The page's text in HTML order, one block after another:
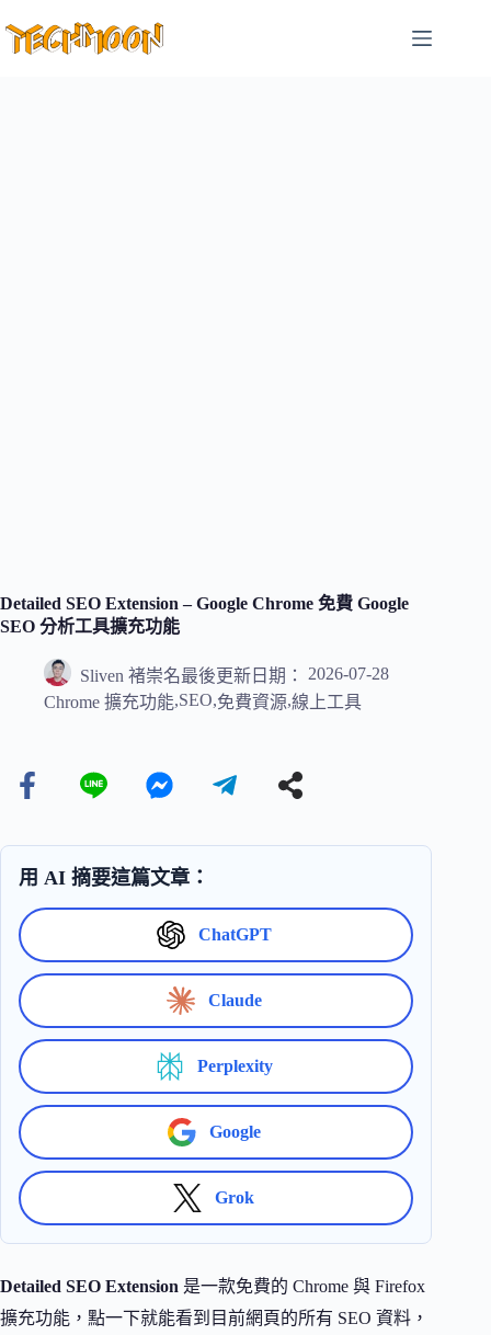
至
Detailed SEO Extension – Google Chrome 免費 Google
SEO 分析工具擴充功能
Sliven 褚崇名最後更新日期：
2026-07-28
Chrome 擴充功能,SEO,免費資源,線上工具
用 AI 摘要這篇文章：
ChatGPT
Claude
Perplexity
Google
Grok
Detailed SEO Extension 是一款免費的 Chrome 與 Firefox
擴充功能，點一下就能看到目前網頁的所有 SEO 資料，